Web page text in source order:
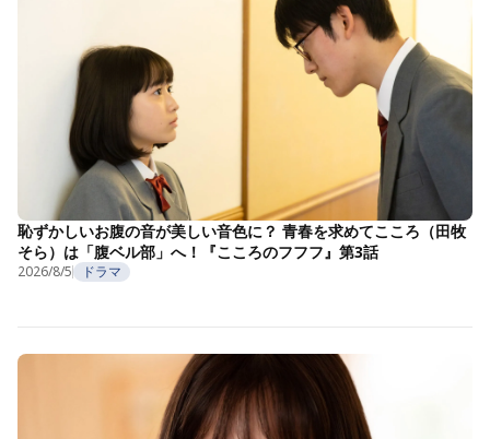
恥ずかしいお腹の音が美しい音色に？ 青春を求めてこころ（田牧
そら）は「腹ベル部」へ！『こころのフフフ』第3話
2026/8/5 ドラマ